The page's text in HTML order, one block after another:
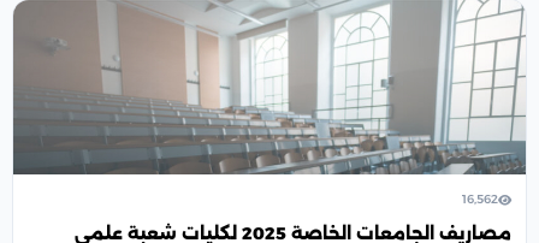
16,562
مصاريف الجامعات الخاصة 2025 لكليات شعبة علمي